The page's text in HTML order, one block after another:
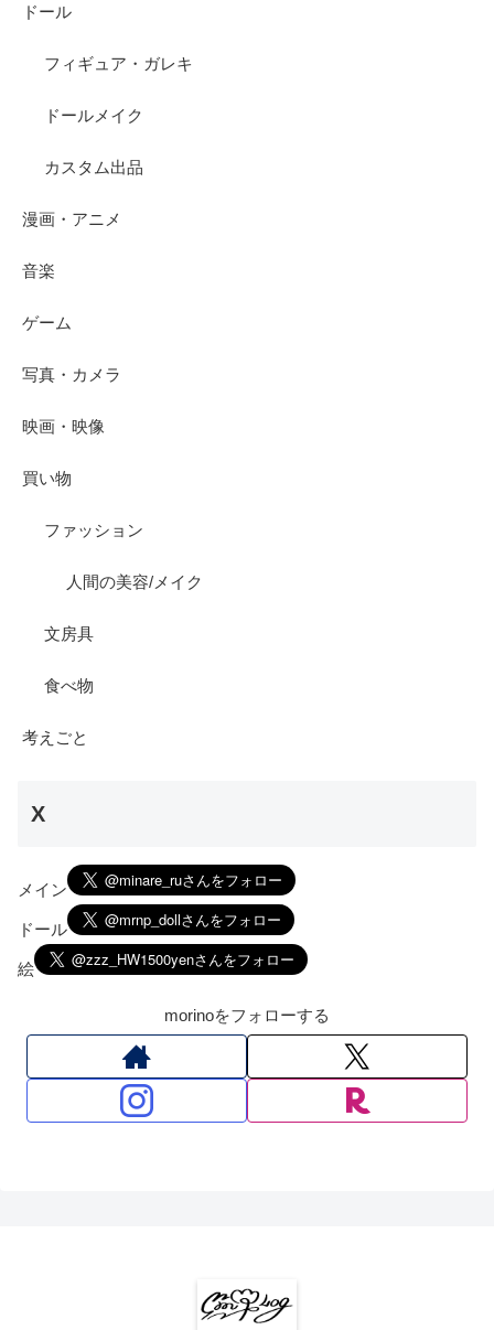
ドール
フィギュア・ガレキ
ドールメイク
カスタム出品
漫画・アニメ
音楽
ゲーム
写真・カメラ
映画・映像
買い物
ファッション
人間の美容/メイク
文房具
食べ物
考えごと
X
メイン
ドール
絵
morinoをフォローする